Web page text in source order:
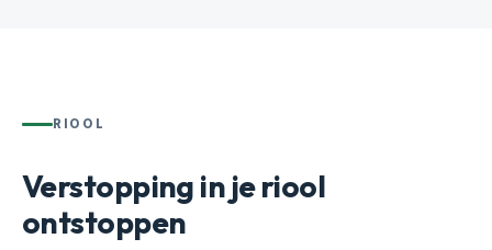
RIOOL
Verstopping in je riool
ontstoppen